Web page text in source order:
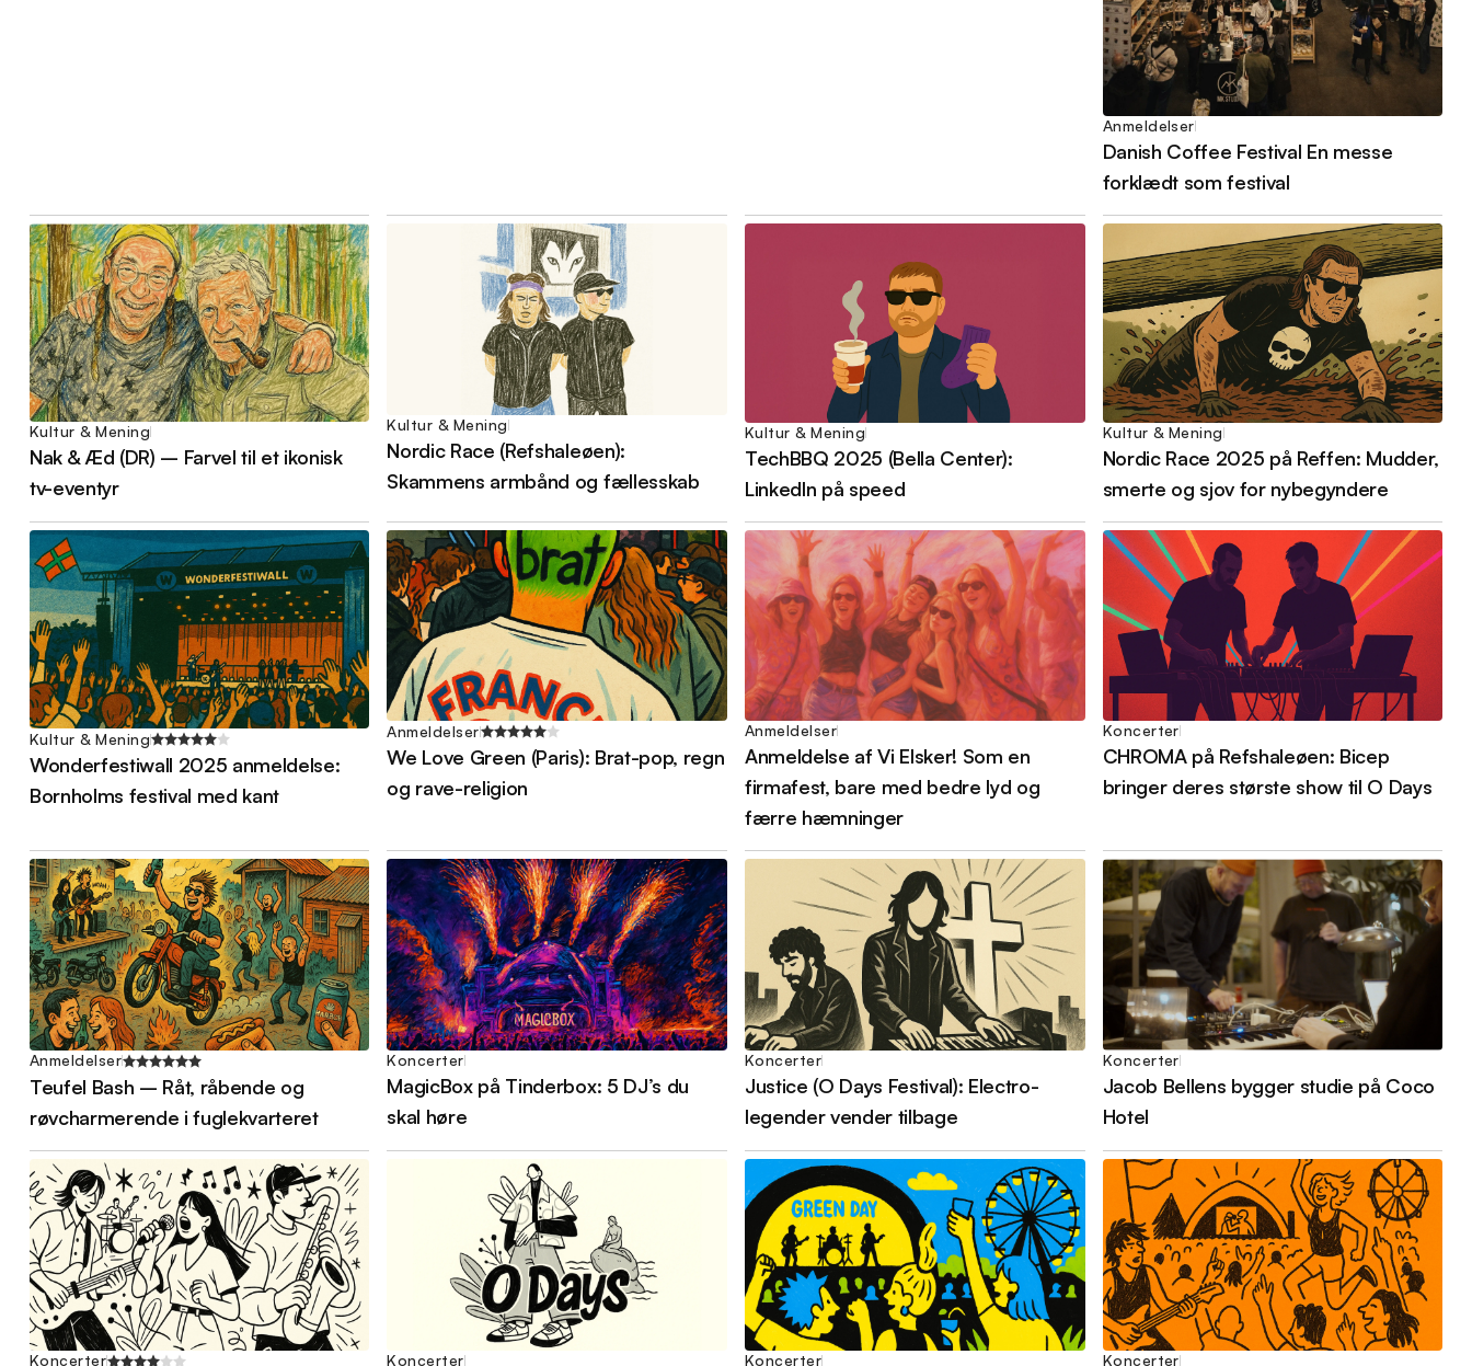
Anmeldelser
Danish Coffee Festival En messe
forklædt som festival
Kultur & Mening
Nak & Æd (DR) – Farvel til et ikonisk
tv-eventyr
Kultur & Mening
Nordic Race (Refshaleøen):
Skammens armbånd og fællesskab
Kultur & Mening
TechBBQ 2025 (Bella Center):
LinkedIn på speed
Kultur & Mening
Nordic Race 2025 på Reffen: Mudder,
smerte og sjov for nybegyndere
Kultur & Mening
Wonderfestiwall 2025 anmeldelse:
Bornholms festival med kant
Anmeldelser
We Love Green (Paris): Brat-pop, regn
og rave-religion
Anmeldelser
Anmeldelse af Vi Elsker! Som en
firmafest, bare med bedre lyd og
færre hæmninger
Koncerter
CHROMA på Refshaleøen: Bicep
bringer deres største show til O Days
Anmeldelser
Teufel Bash – Råt, råbende og
røvcharmerende i fuglekvarteret
Koncerter
MagicBox på Tinderbox: 5 DJ’s du
skal høre
Koncerter
Justice (O Days Festival): Electro-
legender vender tilbage
Koncerter
Jacob Bellens bygger studie på Coco
Hotel
Koncerter Koncerter Koncerter Koncerter